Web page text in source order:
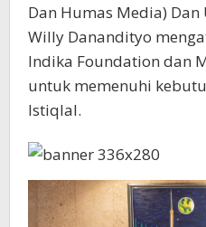
Dan Humas Media) Dan
Willy Danandityo
Indika Foundation dan
untuk memenuhi
Istiqlal.